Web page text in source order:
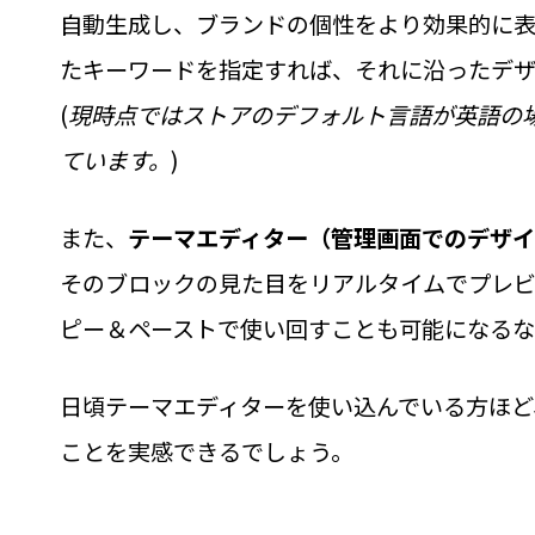
自動生成し、ブランドの個性をより効果的に
たキーワードを指定すれば、それに沿ったデ
(現時点ではストアのデフォルト言語が英語
ています。 )
また、 テーマエディター（管理画面でのデザ
そのブロックの見た目をリアルタイムでプレ
ピー＆ペーストで使い回すことも可能になる
日頃テーマエディターを使い込んでいる方ほ
ことを実感できるでしょう。